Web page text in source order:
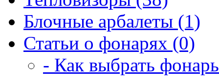
Блочные арбалеты (1)
Статьи о фонарях (0)
- Как выбрать